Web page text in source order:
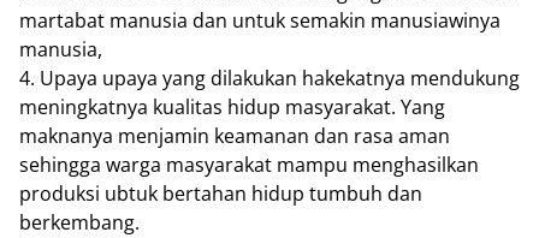
martabat manusia dan untuk semakin manusiawinya
manusia,
4. Upaya upaya yang dilakukan hakekatnya mendukung
meningkatnya kualitas hidup masyarakat. Yang
maknanya menjamin keamanan dan rasa aman
sehingga warga masyarakat mampu menghasilkan
produksi ubtuk bertahan hidup tumbuh dan
berkembang.